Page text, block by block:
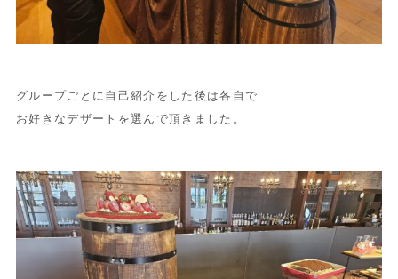
グループごとに自己紹介をした後は各自で
お好きなデザートを選んで頂きました。